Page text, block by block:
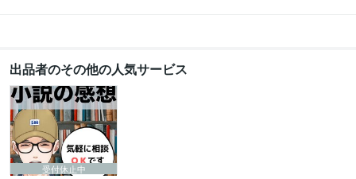
出品者のその他の人気サービス
受付休止中